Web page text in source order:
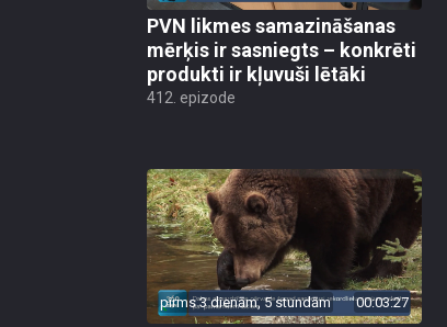
PVN likmes samazināšanas
mērķis ir sasniegts – konkrēti
produkti ir kļuvuši lētāki
412. epizode
pirms 3 dienām, 5 stundām 00:03:27